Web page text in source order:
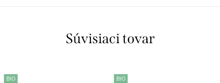
Súvisiaci tovar
BIO BIO